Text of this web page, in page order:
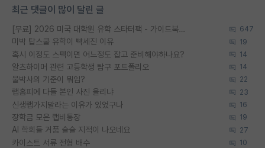
최근 댓글이 많이 달린 글
[무료] 2026 미국 대학원 유학 스타터팩 - 가이드북 & 합격자 컨택메일 템플릿 647
미박 탑스쿨 유학이 빡세진 이유 19
혹시 이정도 스펙이면 어느정도 잡고 준비해야하나요? 14
알츠하이머 관련 고등학생 탐구 포트폴리오 14
물박사의 기준이 뭐임? 22
랩홈피에 다들 본인 사진 올리냐 23
신생랩가지말라는 이유가 있었구나 16
장학금 모은 랩비통장 19
AI 학회들 거품 슬슬 지적이 나오네요 27
카이스트 서류 전형 배수 10